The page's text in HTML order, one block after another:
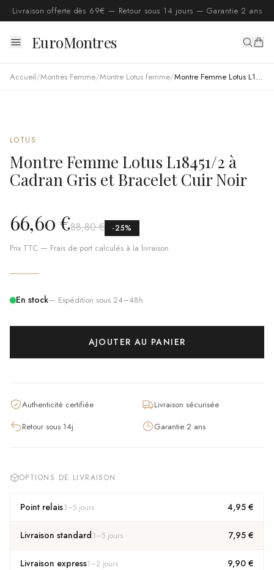
Livraison offerte dès 69€ — Retour sous 14 jours — Garantie 2 ans
EuroMontres
Accueil/Montres Femme/Montre Lotus femme/ Montre Femme Lotus L18451/2 à Cadran Gris et Bracelet Cuir Noir
LOTUS
Montre Femme Lotus L18451/2 à
Cadran Gris et Bracelet Cuir Noir
66,60 €88,80 € -25%
Prix TTC — Frais de port calculés à la livraison
En stock— Expédition sous 24–48h
AJOUTER AU PANIER
Authenticité certifiée
Livraison sécurisée
Retour sous 14j
Garantie 2 ans
OPTIONS DE LIVRAISON
Point relais3–5 jours 4,95 €
Livraison standard3–5 jours 7,95 €
Livraison express1–2 jours 9,90 €